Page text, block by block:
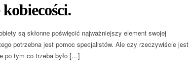
są skłonne poświęcić najważniejszy element swojej
potrzebna jest pomoc specjalistów. Ale czy rzeczywiście jest
po tym co trzeba było […]